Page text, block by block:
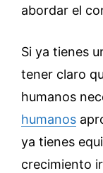
abordar el
Si ya tienes
tener claro
humanos
humanos
ya tienes
crecimiento